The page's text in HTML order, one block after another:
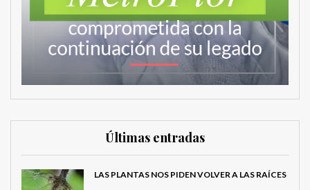
Últimas entradas
LAS PLANTAS NOS PIDEN VOLVER A LAS RAÍCES